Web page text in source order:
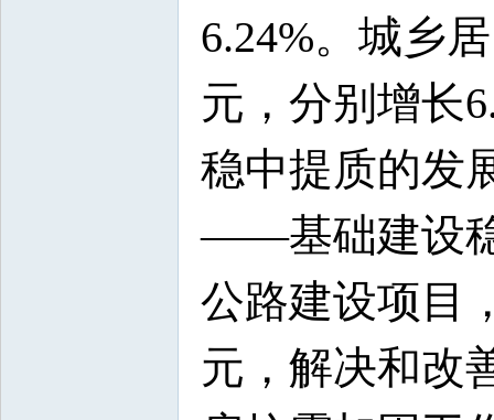
6.24%。城乡
元，分别增长
稳中提质的发
——基础建设稳
公路建设项目
元，解决和改